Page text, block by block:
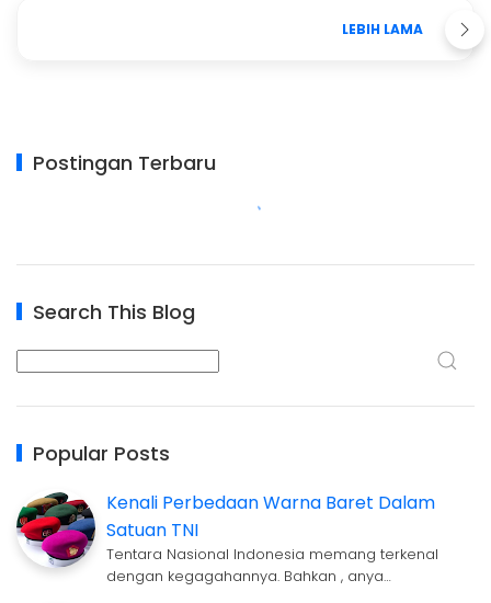
LEBIH LAMA
Postingan Terbaru
Search This Blog
Popular Posts
Kenali Perbedaan Warna Baret Dalam
Satuan TNI
Tentara Nasional Indonesia memang terkenal
dengan kegagahannya. Bahkan , anya…